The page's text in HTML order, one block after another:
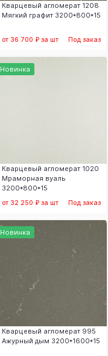
Кварцевый агломерат 1208
Мягкий графит 3200*800*15
от 36 700 ₽ за шт Под заказ
Заказать
Новинка
Кварцевый агломерат 1020
Мраморная вуаль
3200*800*15
от 32 250 ₽ за шт Под заказ
Заказать
Новинка
Кварцевый агломерат 995
Ажурный дым 3200*1600*15